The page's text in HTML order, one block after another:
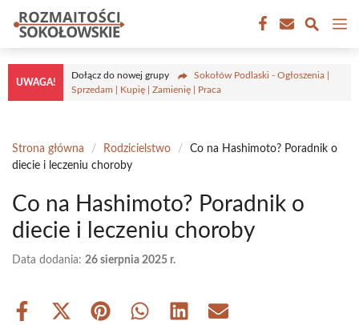
Przejdź
treści
UWAGA!
Dołącz do nowej grupy
Sokołów Podlaski - Ogłoszenia |
Sprzedam | Kupię | Zamienię | Praca
Strona główna / Rodzicielstwo /
Co na Hashimoto? Poradnik o
diecie i leczeniu choroby
Co na Hashimoto? Poradnik o
diecie i leczeniu choroby
Data dodania: 26 sierpnia 2025 r.
Share
Share Share Share Share Share